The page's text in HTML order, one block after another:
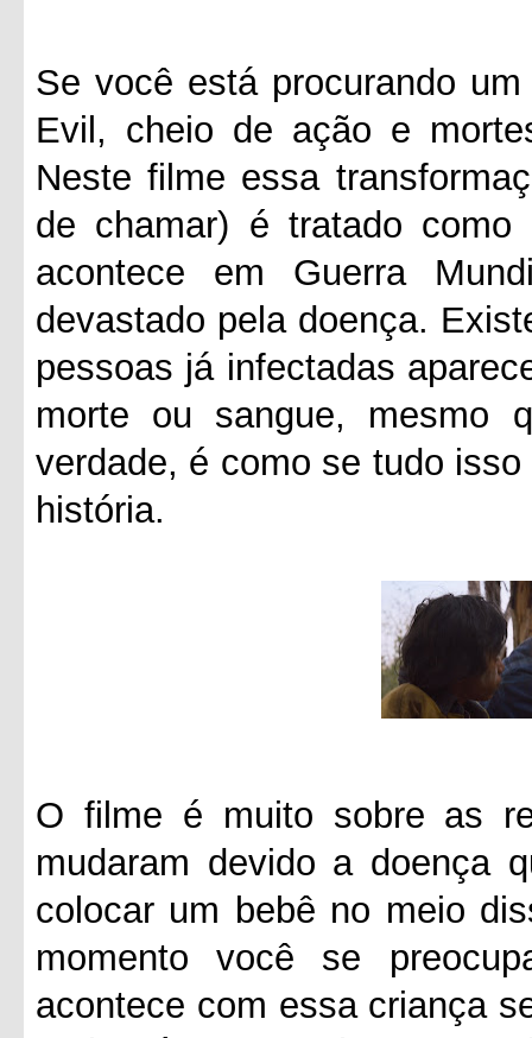
Se você está procurando
Evil, cheio de ação e
Neste filme essa
de chamar) é tratado como
acontece em Guerra
devastado pela doença.
pessoas já infectadas
morte ou sangue, mesmo
verdade, é como se tudo
história.
O filme é muito sobre as
mudaram devido a doença
colocar um bebê no meio
momento você se
acontece com essa criança